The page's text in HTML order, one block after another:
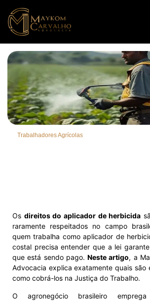
Trabalhadores Agrícolas
Os direitos do aplicador de herbicida
raramente respeitados no campo
quem trabalha como aplicador de
costal precisa entender que a lei
que está sendo pago. Neste artigo, a
Advocacia explica exatamente quais são
como cobrá-los na Justiça do Trabalho.
O agronegócio brasileiro